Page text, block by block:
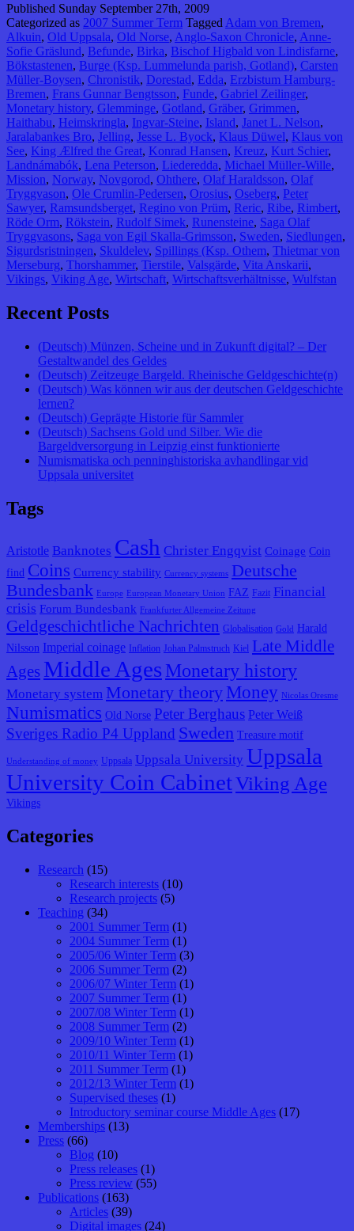
Published Sunday September 27th, 2009
Categorized as 2007 Summer Term Tagged Adam von Bremen,
Alkuin, Old Uppsala, Old Norse, Anglo-Saxon Chronicle, Anne-
Sofie Gräslund, Befunde, Birka, Bischof Higbald von Lindisfarne,
Bökstastenen, Burge (Ksp. Lummelunda parish, Gotland), Carsten
Müller-Boysen, Chronistik, Dorestad, Edda, Erzbistum Hamburg-
Bremen, Frans Gunnar Bengtsson, Funde, Gabriel Zeilinger,
Monetary history, Glemminge, Gotland, Gräber, Grimmen,
Haithabu, Heimskringla, Ingvar-Steine, Island, Janet L. Nelson,
Jaralabankes Bro, Jelling, Jesse L. Byock, Klaus Düwel, Klaus von
See, King Ælfred the Great, Konrad Hansen, Kreuz, Kurt Schier,
Landnámabók, Lena Peterson, Liederedda, Michael Müller-Wille,
Mission, Norway, Novgorod, Ohthere, Olaf Haraldsson, Olaf
Tryggvason, Ole Crumlin-Pedersen, Orosius, Oseberg, Peter
Sawyer, Ramsundsberget, Regino von Prüm, Reric, Ribe, Rimbert,
Röde Orm, Rökstein, Rudolf Simek, Runensteine, Saga Olaf
Tryggvasons, Saga von Egil Skalla-Grimsson, Sweden, Siedlungen,
Sigurdsristningen, Skuldelev, Spillings (Ksp. Othem, Thietmar von
Merseburg, Thorshammer, Tierstile, Valsgärde, Vita Anskarii,
Vikings, Viking Age, Wirtschaft, Wirtschaftsverhältnisse, Wulfstan
Recent Posts
(Deutsch) Münzen, Scheine und in Zukunft digital? – Der
Gestaltwandel des Geldes
(Deutsch) Zeitzeuge Bargeld. Rheinische Geldgeschichte(n)
(Deutsch) Was können wir aus der deutschen Geldgeschichte
lernen?
(Deutsch) Geprägte Historie für Sammler
(Deutsch) Sachsens Gold und Silber. Wie die
Bargeldversorgung in Leipzig einst funktionierte
Numismatiska och penninghistoriska avhandlingar vid
Uppsala universitet
Tags
Aristotle Banknotes Cash Christer Engqvist Coinage Coin
find Coins Currency stability Currency systems Deutsche
Bundesbank
Europe European Monetary Union FAZ Fazit Financial
crisis Forum Bundesbank Frankfurter Allgemeine Zeitung
Geldgeschichtliche Nachrichten Globalisation Gold
Harald
Nilsson Imperial coinage Inflation Johan Palmstruch Kiel Late Middle
Ages Middle Ages Monetary history
Monetary system Monetary theory Money Nicolas Oresme
Numismatics Old Norse Peter Berghaus Peter Weiß
Sveriges Radio P4 Uppland Sweden Treasure motif
Understanding of money Uppsala Uppsala University Uppsala
University Coin CabinetViking Age
Vikings
Categories
Research (15)
Research interests (10)
Research projects (5)
Teaching (34)
2001 Summer Term (1)
2004 Summer Term (1)
2005/06 Winter Term (3)
2006 Summer Term (2)
2006/07 Winter Term (1)
2007 Summer Term (1)
2007/08 Winter Term (1)
2008 Summer Term (2)
2009/10 Winter Term (1)
2010/11 Winter Term (1)
2011 Summer Term (1)
2012/13 Winter Term (1)
Supervised theses (1)
Introductory seminar course Middle Ages (17)
Memberships (13)
Press (66)
Blog (10)
Press releases (1)
Press review (55)
Publications (163)
Articles (39)
Digital images (24)